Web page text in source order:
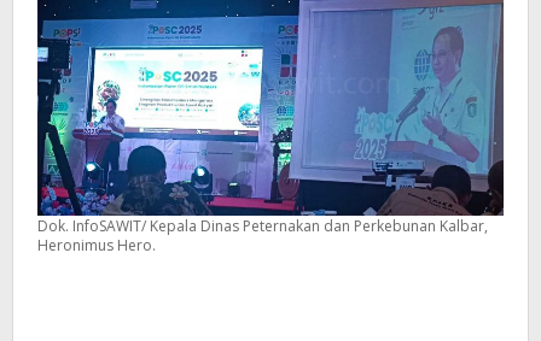
Dok. InfoSAWIT/ Kepala Dinas Peternakan dan Perkebunan Kalbar,
Heronimus Hero.